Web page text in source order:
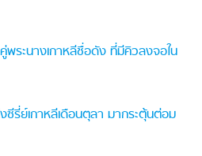
ระนางเกาหลีชื่อดัง ที่มีคิวลงจอใน
ซีรี่ย์เกาหลีเดือนตุลา มากระตุ้นต่อม